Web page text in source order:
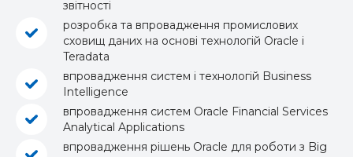
звітності
розробка та впровадження промислових
сховищ даних на основі технологій Oracle і
Teradata
впровадження систем і технологій Business
Intelligence
впровадження систем Oracle Financial Services
Analytical Applications
впровадження рішень Oracle для роботи з Big